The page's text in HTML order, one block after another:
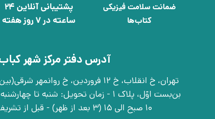
ضمانت سلامت فیزیکی
کتاب‌ها
پشتیبانی آنلاین 24
ساعته در 7 روز هفته
آدرس دفتر مرکز شهر
بن‌بست اوّل، پلاک 1 - زمان تحویل: شنبه
10 صبح الی 15 (3 بعد از ظهر) - قبل از تشریف آوردن تماس بگیرید